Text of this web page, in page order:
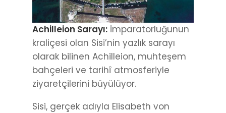
Achilleion Sarayı: İmparatorluğunun
kraliçesi olan Sisi’nin yazlık sarayı
olarak bilinen Achilleion, muhteşem
bahçeleri ve tarihî atmosferiyle
ziyaretçilerini büyülüyor.
Sisi, gerçek adıyla Elisabeth von